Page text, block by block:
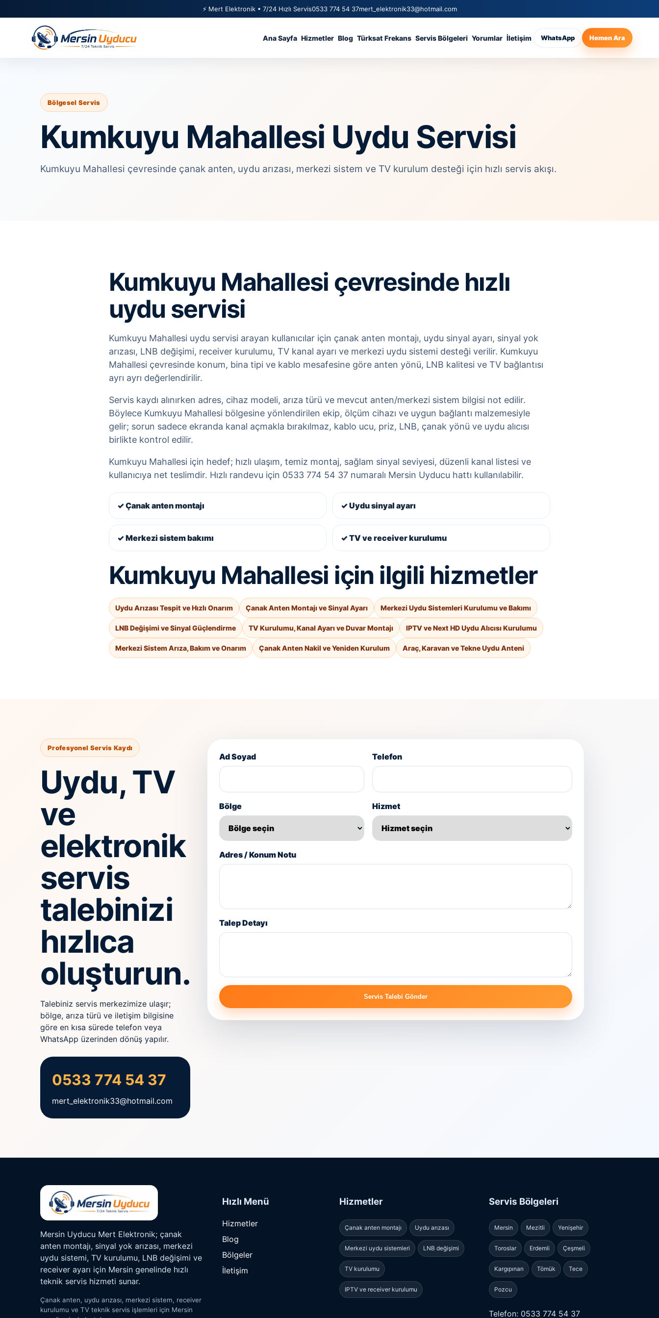
⚡ Mert Elektronik • 7/24 Hızlı Servis0533 774 54 37mert_elektronik33@hotmail.com
Ana Sayfa Hizmetler Blog Türksat Frekans Servis Bölgeleri Yorumlar İletişim WhatsApp Hemen Ara
Bölgesel Servis
Kumkuyu Mahallesi Uydu Servisi
Kumkuyu Mahallesi çevresinde çanak anten, uydu arızası, merkezi sistem ve TV kurulum desteği için hızlı servis akışı.
Kumkuyu Mahallesi çevresinde hızlı
uydu servisi
Kumkuyu Mahallesi uydu servisi arayan kullanıcılar için çanak anten montajı, uydu sinyal ayarı, sinyal yok
arızası, LNB değişimi, receiver kurulumu, TV kanal ayarı ve merkezi uydu sistemi desteği verilir. Kumkuyu
Mahallesi çevresinde konum, bina tipi ve kablo mesafesine göre anten yönü, LNB kalitesi ve TV bağlantısı
ayrı ayrı değerlendirilir.
Servis kaydı alınırken adres, cihaz modeli, arıza türü ve mevcut anten/merkezi sistem bilgisi not edilir.
Böylece Kumkuyu Mahallesi bölgesine yönlendirilen ekip, ölçüm cihazı ve uygun bağlantı malzemesiyle
gelir; sorun sadece ekranda kanal açmakla bırakılmaz, kablo ucu, priz, LNB, çanak yönü ve uydu alıcısı
birlikte kontrol edilir.
Kumkuyu Mahallesi için hedef; hızlı ulaşım, temiz montaj, sağlam sinyal seviyesi, düzenli kanal listesi ve
kullanıcıya net teslimdir. Hızlı randevu için 0533 774 54 37 numaralı Mersin Uyducu hattı kullanılabilir.
✓ Çanak anten montajı ✓ Uydu sinyal ayarı
✓ Merkezi sistem bakımı ✓ TV ve receiver kurulumu
Kumkuyu Mahallesi için ilgili hizmetler
Uydu Arızası Tespit ve Hızlı Onarım Çanak Anten Montajı ve Sinyal Ayarı Merkezi Uydu Sistemleri Kurulumu ve Bakımı
LNB Değişimi ve Sinyal Güçlendirme TV Kurulumu, Kanal Ayarı ve Duvar Montajı IPTV ve Next HD Uydu Alıcısı Kurulumu
Merkezi Sistem Arıza, Bakım ve Onarım Çanak Anten Nakil ve Yeniden Kurulum Araç, Karavan ve Tekne Uydu Anteni
Profesyonel Servis Kaydı
Uydu, TV
ve
elektronik
servis
talebinizi
hızlıca
oluşturun.
Talebiniz servis merkezimize ulaşır;
bölge, arıza türü ve iletişim bilgisine
göre en kısa sürede telefon veya
WhatsApp üzerinden dönüş yapılır.
0533 774 54 37
mert_elektronik33@hotmail.com
Ad Soyad Telefon
Bölge Hizmet
Adres / Konum Notu
Talep Detayı
Servis Talebi Gönder
Mersin Uyducu Mert Elektronik; çanak
anten montajı, sinyal yok arızası, merkezi
uydu sistemi, TV kurulumu, LNB değişimi ve
receiver ayarı için Mersin genelinde hızlı
teknik servis hizmeti sunar.
Çanak anten, uydu arızası, merkezi sistem, receiver
kurulumu ve TV teknik servis işlemleri için Mersin
Hızlı Menü
Hizmetler
Blog
Bölgeler
İletişim
Hizmetler
Çanak anten montajı Uydu arızası
Merkezi uydu sistemleri LNB değişimi
TV kurulumu
IPTV ve receiver kurulumu
Servis Bölgeleri
Mersin Mezitli Yenişehir
Toroslar Erdemli Çeşmeli
Kargıpınarı Tömük Tece
Pozcu
Telefon: 0533 774 54 37